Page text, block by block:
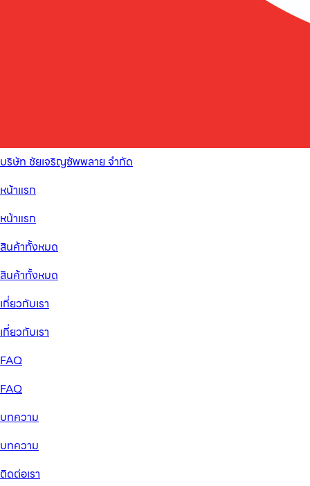
บริษัท ชัยเจริญซัพพลาย จำกัด
หน้าแรก
หน้าแรก
สินค้าทั้งหมด
สินค้าทั้งหมด
เกี่ยวกับเรา
เกี่ยวกับเรา
FAQ
FAQ
บทความ
บทความ
ติดต่อเรา